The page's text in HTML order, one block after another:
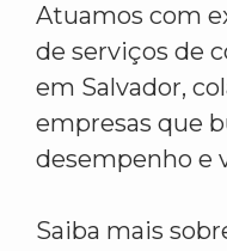
Atuamos com
de serviços de
em Salvador,
empresas que
desempenho e
Saiba mais